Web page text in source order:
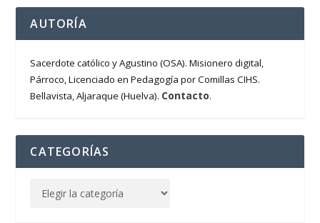
AUTORÍA
Sacerdote católico y Agustino (OSA). Misionero digital,
Párroco, Licenciado en Pedagogía por Comillas CIHS.
Bellavista, Aljaraque (Huelva). Contacto.
CATEGORÍAS